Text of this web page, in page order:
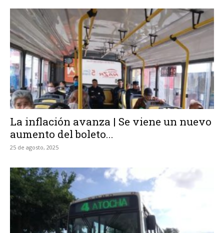
La inflación avanza | Se viene un nuevo
aumento del boleto...
25 de agosto, 2025